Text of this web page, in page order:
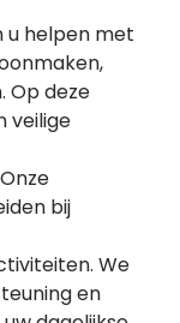
u helpen met
Op deze
veilige
bij
We
en